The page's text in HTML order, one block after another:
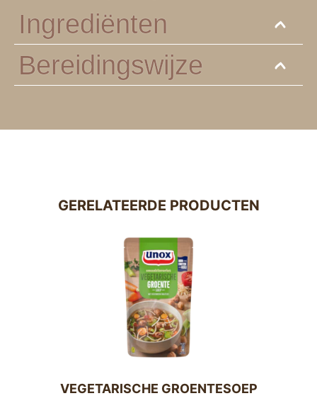
Ingrediënten
Bereidingswijze
GERELATEERDE PRODUCTEN
VEGETARISCHE GROENTESOEP